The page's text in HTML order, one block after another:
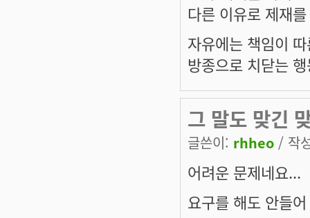
다른 이유로 제재
자유에는 책임이
방종으로 치닫는
그 말도 맞긴
글쓴이: rhheo / 작
어려운 문제네요...
요구를 해도 안들